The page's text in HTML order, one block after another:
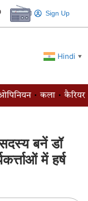
Sign Up
Hindi ▼
कला कैरियर
सदस्य बनें डॉ
में हर्ष